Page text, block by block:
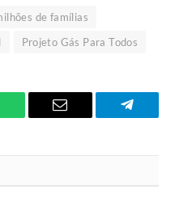
de famílias
Projeto Gás Para Todos
E-